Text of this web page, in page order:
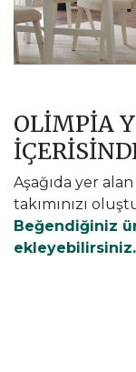
OLIMPIA
Aşağıda yer
takımınızı
Beğendiğiniz
ekleyebilirsiniz.